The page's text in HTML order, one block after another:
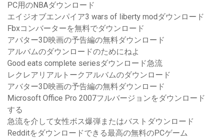
PC用のNBAダウンロード
エイジオブエンパイア3 wars of liberty modダウンロード
Fbxコンバーターを無料でダウンロード
アバター3D映画の予告編の無料ダウンロード
アルバムのダウンロードのためにねよ
Good eats complete seriesダウンロード急流
レクレアリア​​ルトークアルバムのダウンロード
アバター3D映画の予告編の無料ダウンロード
Microsoft Office Pro 2007フルバージョンをダウンロード
する
急流を介して女性ボス爆弾またはバストダウンロード
Redditをダウンロードできる最高の無料のPCゲーム